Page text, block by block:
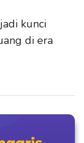
kunci
di era